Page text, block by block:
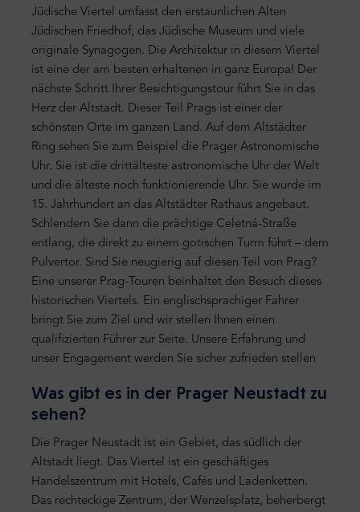
Jüdische Viertel umfasst den erstaunlichen Alten
Jüdischen Friedhof, das Jüdische Museum und viele
originale Synagogen. Die Architektur in diesem Viertel
ist eine der am besten erhaltenen in ganz Europa! Der
nächste Schritt Ihrer Besichtigungstour führt Sie in das
Herz der Altstadt. Dieser Teil Prags ist einer der
schönsten Orte im ganzen Land. Auf dem Altstädter
Ring sehen Sie zum Beispiel die Prager Astronomische
Uhr. Sie ist die drittälteste astronomische Uhr der Welt
und die älteste noch funktionierende Uhr. Sie wurde im
15. Jahrhundert an das Altstädter Rathaus angebaut.
Schlendern Sie dann die prächtige Celetná-Straße
entlang, die direkt zu einem gotischen Turm führt – dem
Pulvertor. Sind Sie neugierig auf diesen Teil von Prag?
Eine unserer Prag-Touren beinhaltet den Besuch dieses
historischen Viertels. Ein englischsprachiger Fahrer
bringt Sie zum Ziel und wir stellen Ihnen einen
qualifizierten Führer zur Seite. Unsere Erfahrung und
unser Engagement werden Sie sicher zufrieden stellen
Was gibt es in der Prager Neustadt zu
sehen?
Die Prager Neustadt ist ein Gebiet, das südlich der
Altstadt liegt. Das Viertel ist ein geschäftiges
Handelszentrum mit Hotels, Cafés und Ladenketten.
Das rechteckige Zentrum, der Wenzelsplatz, beherbergt